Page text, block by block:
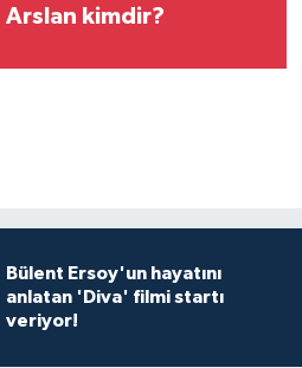
Arslan kimdir?
Bülent Ersoy'un hayatını
anlatan 'Diva' filmi startı
veriyor!